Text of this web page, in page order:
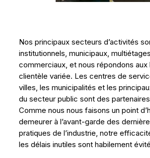
Nos principaux secteurs d’activités
institutionnels, municipaux,
commerciaux, et nous répondons aux
clientèle variée. Les centres de
villes, les municipalités et les
du secteur public sont des
Comme nous nous faisons un point
demeurer à l’avant-garde des
pratiques de l’industrie, notre
les délais inutiles sont habilement